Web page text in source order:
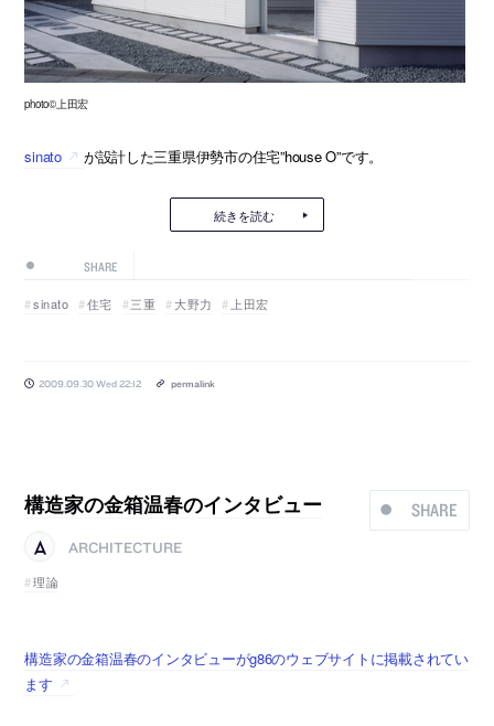
photo©上田宏
sinato が設計した三重県伊勢市の住宅”house O”です。
続きを読む
SHARE
sinato 住宅 三重 大野力 上田宏
2009.09.30 Wed 22:12 permalink
SHARE
構造家の金箱温春のインタビュー
ARCHITECTURE
理論
構造家の金箱温春のインタビューがg86のウェブサイトに掲載されてい
ます